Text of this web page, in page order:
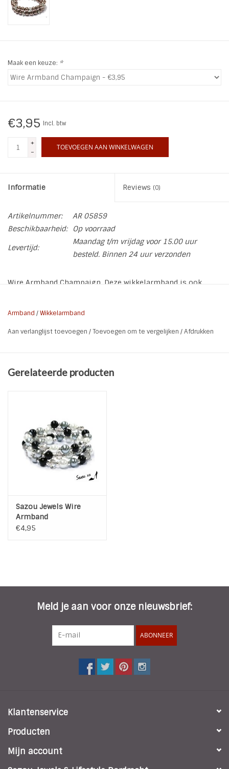
Charmin*s
LIFESTYLE PRODUCTEN
SALE
Maak een keuze: *
€3,95 Incl. btw
+
-
TOEVOEGEN AAN WINKELWAGEN
Informatie Reviews (0)
Artikelnummer:
AR 05859
Beschikbaarheid:
Op voorraad
Levertijd:
Maandag t/m vrijdag voor 15.00 uur
besteld. Binnen 24 uur verzonden
Wire Armband Champaign. Deze wikkelarmband is ook
De kleur komt op de foto donkerder over dan hij
Soort:
Wire Wikkelarmband
Materiaal:
Wire, Glaskralen, metalen spacers
Armband /Wikkelarmband
Aan verlanglijst toevoegen /Toevoegen om te vergelijken /Afdrukken
Gerelateerde producten
Sazou Jewels Wire
Armband
€4,95
Meld je aan voor onze nieuwsbrief:
ABONNEER
Klantenservice
Producten
Mijn account